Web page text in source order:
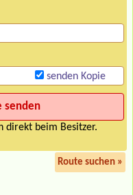
senden Kopie
direkt beim Besitzer.
Route suchen »